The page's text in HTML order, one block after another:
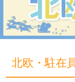
北欧・駐在